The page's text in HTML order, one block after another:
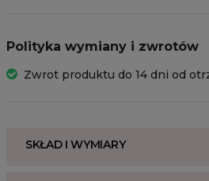
Polityka wymiany i zwrotów
Zwrot produktu do 14 dni od
SKŁAD I WYMIARY